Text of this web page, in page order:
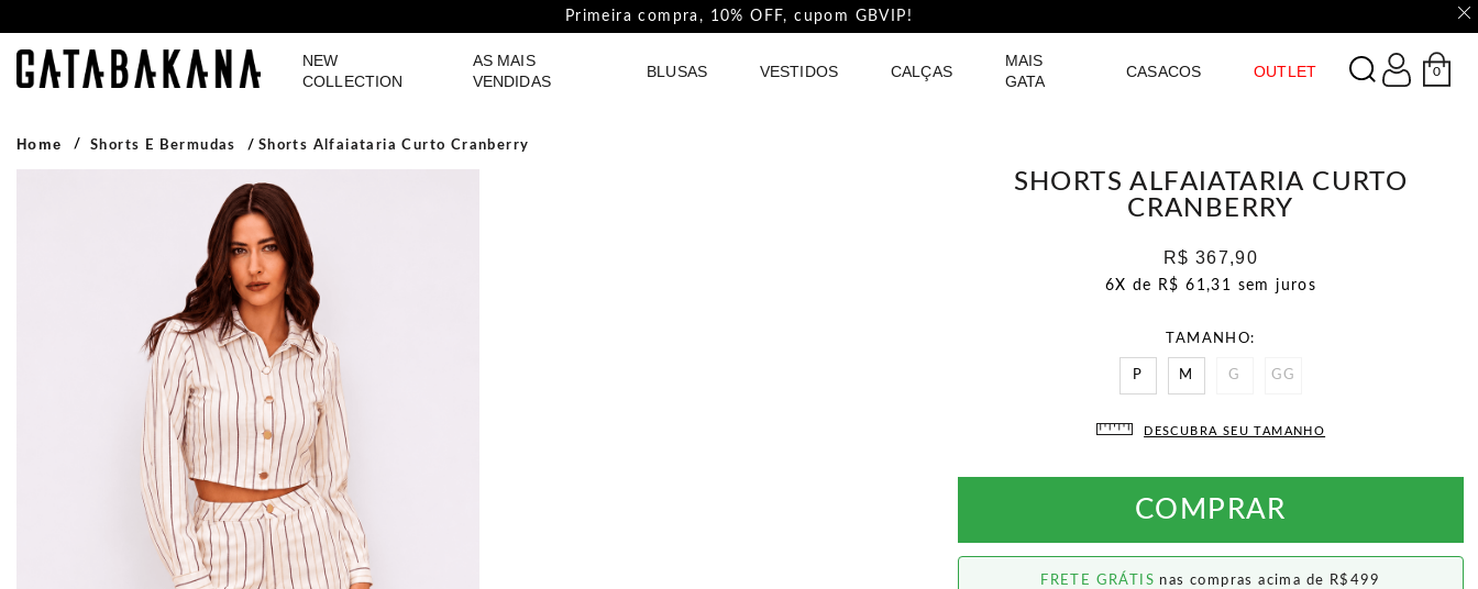
Pague com PIX e ganhe 5%Off na Coleção Outline!
NEW
COLLECTION
AS MAIS
VENDIDAS
BLUSAS VESTIDOS CALÇAS
MAIS
GATA
CASACOS OUTLET
GATABAKANA 0
Home Shorts E Bermudas Shorts Alfaiataria Curto Cranberry
SHORTS ALFAIATARIA CURTO
CRANBERRY
R$ 367,90
6X de R$ 61,31 sem juros
TAMANHO
P M G GG
DESCUBRA SEU TAMANHO
COMPRAR
FRETE GRÁTIS nas compras acima de R$499